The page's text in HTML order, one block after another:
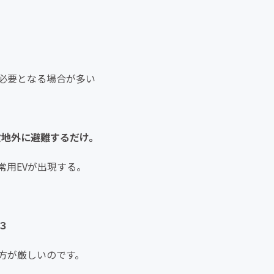
要となる場合が多い
に避難するだけ。
EVが出現する。
厳しいのです。